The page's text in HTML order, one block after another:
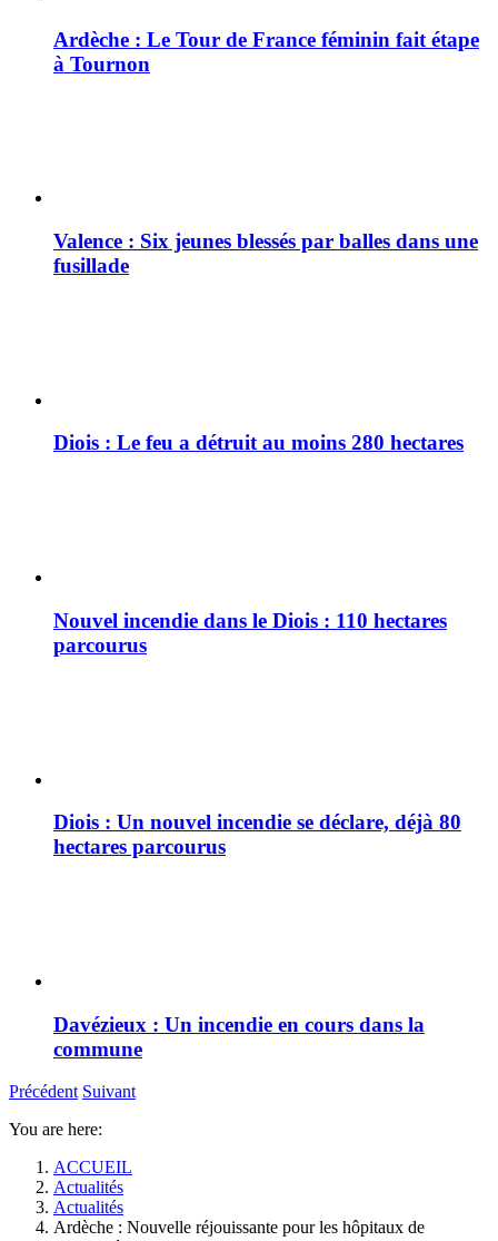
Ardèche : Le Tour de France féminin fait étape
à Tournon
Valence : Six jeunes blessés par balles dans une
fusillade
Diois : Le feu a détruit au moins 280 hectares
Nouvel incendie dans le Diois : 110 hectares
parcourus
Diois : Un nouvel incendie se déclare, déjà 80
hectares parcourus
Davézieux : Un incendie en cours dans la
commune
Précédent Suivant
You are here:
ACCUEIL
Actualités
Actualités
Ardèche : Nouvelle réjouissante pour les hôpitaux de